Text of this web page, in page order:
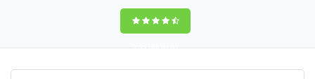
9,5(100%)85
votes